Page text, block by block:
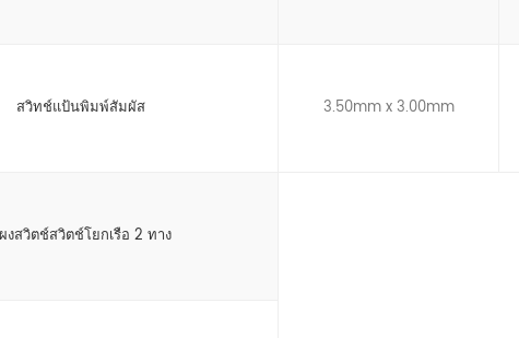
สวิทช์แป้นพิมพ์สัมผัส 3.50mm x 3.00mm
งสวิตช์สวิตช์โยกเรือ 2 ทาง